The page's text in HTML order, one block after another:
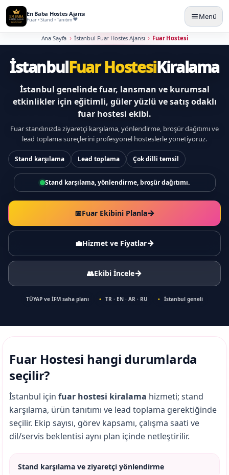
En Baba Hostes Ajansı
Fuar • Stand • Tanıtım Menü
Ana Sayfa İstanbul Fuar Hostes Ajansı Fuar Hostesi
İstanbulFuar HostesiKiralama
İstanbul genelinde fuar, lansman ve kurumsal
etkinlikler için eğitimli, güler yüzlü ve satış odaklı
fuar hostesi ekibi.
Fuar standınızda ziyaretçi karşılama, yönlendirme, broşür dağıtımı ve
lead toplama süreçlerini profesyonel hosteslerle yönetiyoruz.
Stand karşılama Lead toplama Çok dilli temsil
Fuar adı, tarih aralığı, hostes sayısı net hizmet.
📅Fuar Ekibini Planla→
💼Hizmet ve Fiyatlar→
👥Ekibi İncele→
TÜYAP ve İFM saha planı TR · EN · AR · RU İstanbul geneli
Fuar Hostesi hangi durumlarda
seçilir?
İstanbul için fuar hostesi kiralama hizmeti; stand
karşılama, ürün tanıtımı ve lead toplama gerektiğinde
seçilir. Ekip sayısı, görev kapsamı, çalışma saati ve
dil/servis beklentisi aynı plan içinde netleştirilir.
Stand karşılama ve ziyaretçi yönlendirme